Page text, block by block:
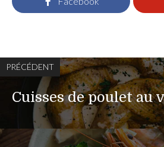
PRÉCÉDENT
Cuisses de poulet au